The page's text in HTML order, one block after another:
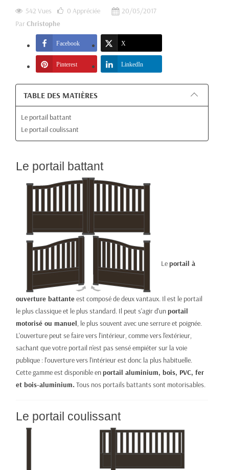
542 Vues 0 Appréciée
20/05/2017
ParChristophe
Facebook X
Pinterest LinkedIn
TABLE DES MATIÈRES
Le portail battant
Le portail coulissant
Le portail battant
Leportail à
ouverture battanteest composé de deux vantaux. Il est le portail
le plus classique et le plus standard. Il peut s'agir d'unportail
motorisé ou manuel, le plus souvent avec une serrure et poignée.
L'ouverture peut se faire vers l'intérieur, comme vers l'extérieur,
sachant que votre portail n'est pas sensé empiéter sur la voie
publique : l'ouverture vers l'intérieur est donc la plus habituelle.
Cette gamme est disponible enportail aluminium, bois, PVC, fer
et bois-aluminium. Tous nos portails battants sont motorisables.
Le portail coulissant